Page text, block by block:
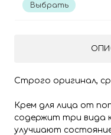
Выбрать
Строго оригинал,
Крем для лица от
содержит три вида
улучшают